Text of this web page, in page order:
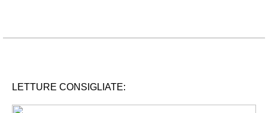
LETTURE CONSIGLIATE: